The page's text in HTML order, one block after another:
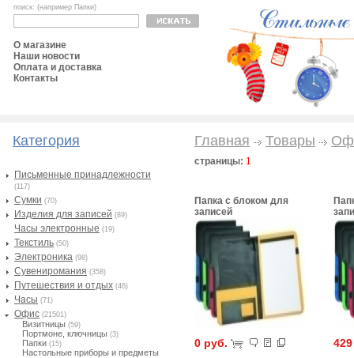
О магазине
Наши новости
Оплата и доставка
Контакты
поиск: (например Папки)
Категория
Письменные принадлежности
(117)
Сумки (70)
Изделия для записей (89)
Часы электронные (19)
Текстиль (50)
Электроника (98)
Сувениромания (358)
Путешествия и отдых (46)
Часы (71)
Офис (21501)
Визитницы (59)
Портмоне, ключницы (3)
Папки (15)
Настольные приборы и предметы
Главная Товары
страницы: 1
Папка с блоком для
записей
0 руб.